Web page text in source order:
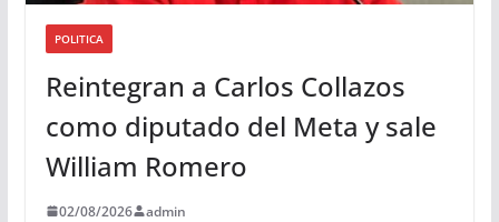
POLITICA
Reintegran a Carlos Collazos
como diputado del Meta y sale
William Romero
02/08/2026 admin